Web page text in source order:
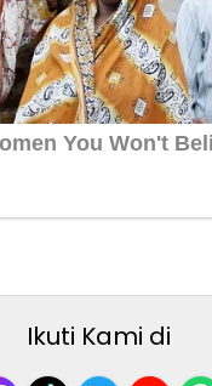
Ikuti Kami di